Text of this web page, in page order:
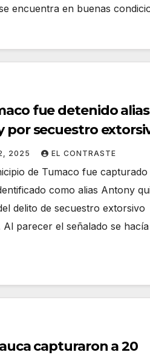
encuentra en buenas
fue detenido alias
por secuestro
2025 EL CONTRASTE
de Tumaco fue
como alias Antony
delito de secuestro extorsivo
Al parecer el señalado se
capturaron a 20